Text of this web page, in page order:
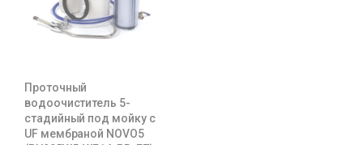
Проточный
водоочиститель 5-
стадийный под мойку с
UF мембраной NOVO5